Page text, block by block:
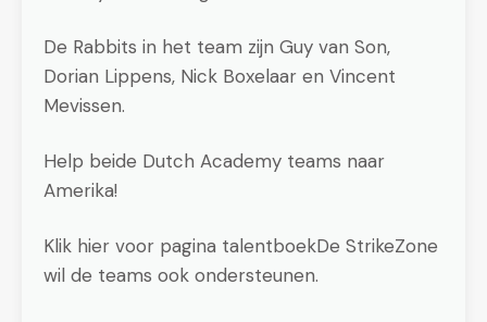
De Rabbits in het team zijn Guy van Son,
Dorian Lippens, Nick Boxelaar en Vincent
Mevissen.
Help beide Dutch Academy teams naar
Amerika!
Klik hier voor pagina talentboekDe StrikeZone
wil de teams ook ondersteunen.